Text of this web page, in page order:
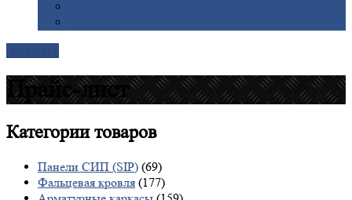
Прайс-лист
Категориитоваров
Панели СИП (SIP) (69)
Фальцевая кровля (177)